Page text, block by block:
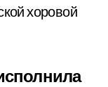
хоровой